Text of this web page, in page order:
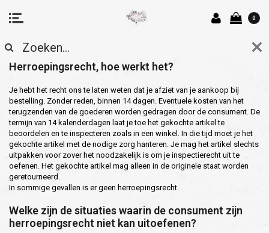
0
HERROEPINGSRECHT
Herroepingsrecht, hoe werkt het?
Je hebt het recht ons te laten weten dat je afziet van je aankoop bij
bestelling. Zonder reden, binnen 14 dagen. Eventuele kosten van het
terugzenden van de goederen worden gedragen door de consument. De
termijn van 14 kalenderdagen laat je toe het gekochte artikel te
beoordelen en te inspecteren zoals in een winkel. In die tijd moet je het
gekochte artikel met de nodige zorg hanteren. Je mag het artikel slechts
uitpakken voor zover het noodzakelijk is om je inspectierecht uit te
oefenen. Het gekochte artikel mag alleen in de originele staat worden
geretourneerd.
In sommige gevallen is er geen herroepingsrecht.
Welke zijn de situaties waarin de consument zijn
herroepingsrecht niet kan uitoefenen?